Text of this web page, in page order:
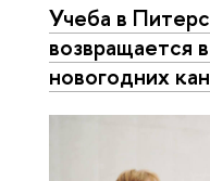
Учеба в
возвращается
новогодних